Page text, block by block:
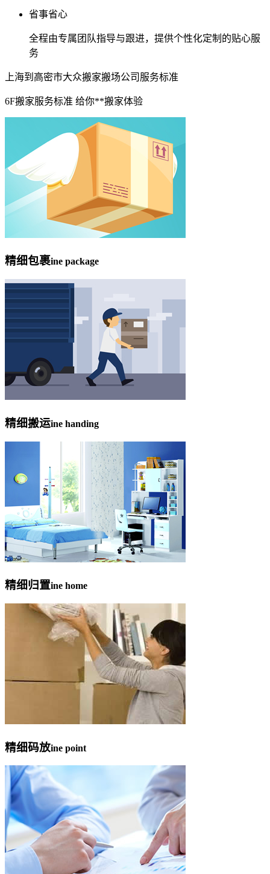
省事省心
全程由专属团队指导与跟进，提供个性化定制的贴心服
务
上海到高密市大众搬家搬场公司服务标准
6F搬家服务标准 给你**搬家体验
精细包裹ine package
精细搬运ine handing
精细归置ine home
精细码放ine point